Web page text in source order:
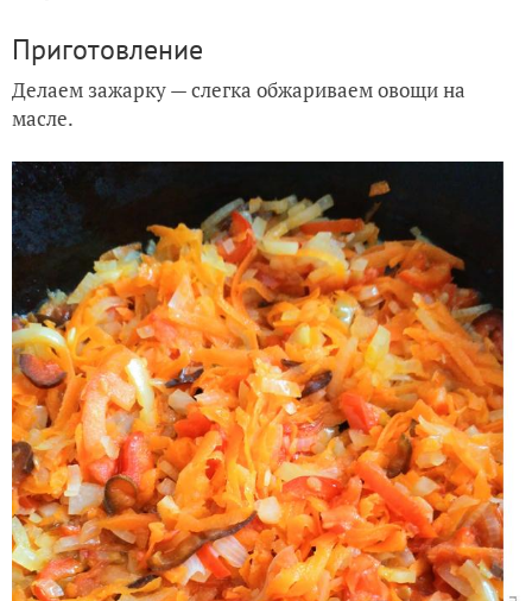
Приготовление
Делаем зажарку — слегка обжариваем овощи на
масле.